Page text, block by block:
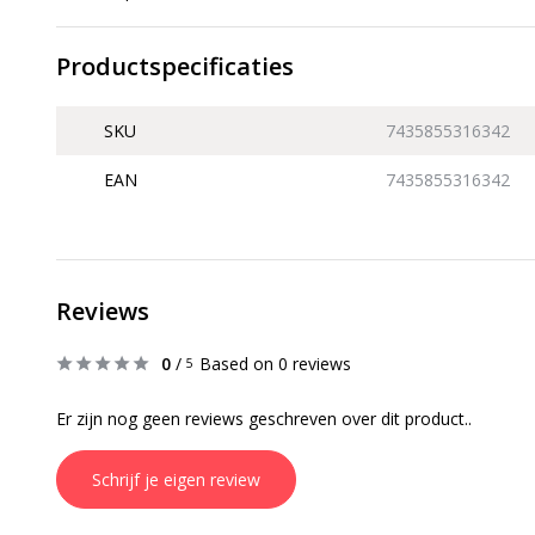
Productspecificaties
SKU 7435855316342
EAN 7435855316342
Reviews
0 / 5 Based on 0 reviews
Er zijn nog geen reviews geschreven over dit product..
Schrijf je eigen review